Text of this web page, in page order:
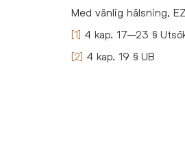
Med vänlig hälsning,
[1] 4 kap. 17–23 §
[2] 4 kap. 19 § UB